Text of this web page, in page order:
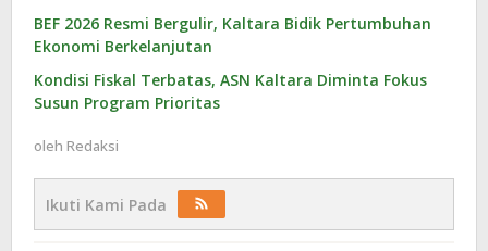
BEF 2026 Resmi Bergulir, Kaltara Bidik Pertumbuhan
Ekonomi Berkelanjutan
Kondisi Fiskal Terbatas, ASN Kaltara Diminta Fokus
Susun Program Prioritas
oleh Redaksi
Ikuti Kami Pada